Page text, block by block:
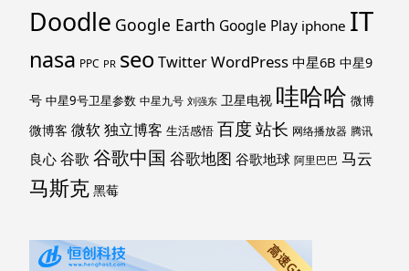
Doodle Google Earth Google Play iphone IT
nasa PPC PR seoTwitterWordPress 中星6B 中星9
号 中星9号卫星参数 中星九号 刘强东 卫星电视 哇哈哈 微博
微博客 微软独立博客 生活感悟 百度 站长 网络播放器 腾讯
良心 谷歌 谷歌中国 谷歌地图 谷歌地球 阿里巴巴 马云
马斯克 黑莓